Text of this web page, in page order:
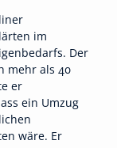
im
Der
mehr als 40
er
ein Umzug
wäre. Er